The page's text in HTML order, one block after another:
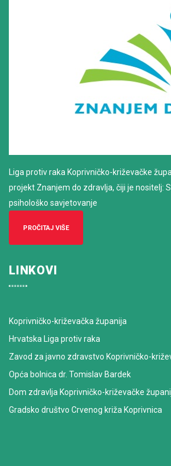
Liga protiv raka Koprivničko-križevačke
projekt Znanjem do zdravlja, čiji je nositelj:
psihološko savjetovanje
PROČITAJ VIŠE
LINKOVI
Koprivničko-križevačka županija
Hrvatska Liga protiv raka
Zavod za javno zdravstvo Koprivničko-
Opća bolnica dr. Tomislav Bardek
Dom zdravlja Koprivničko-križevačke
Gradsko društvo Crvenog križa Koprivnica